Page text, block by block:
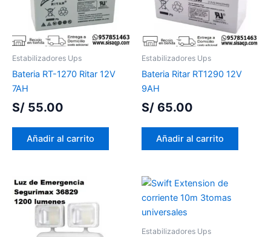
Estabilizadores Ups
Bateria RT-1270 Ritar 12V
7AH
S/ 55.00
Añadir al carrito
Estabilizadores Ups
Bateria Ritar RT1290 12V
9AH
S/ 65.00
Añadir al carrito
Estabilizadores Ups